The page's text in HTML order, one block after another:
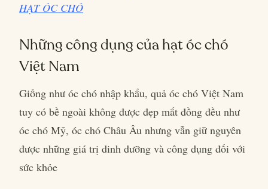
HẠT ÓC CHÓ
Những công dụng của hạt óc chó
Việt Nam
Giống như óc chó nhập khẩu, quả óc chó Việt Nam
tuy có bề ngoài không được đẹp mắt đồng đều như
óc chó Mỹ, óc chó Châu Âu nhưng vẫn giữ nguyên
được những giá trị dinh dưỡng và công dụng đối với
sức khỏe